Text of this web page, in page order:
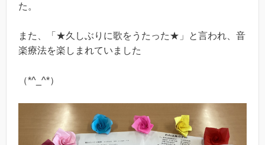
た。
また、「★久しぶりに歌をうたった★」と言われ、音
楽療法を楽しまれていました
（*^_^*）